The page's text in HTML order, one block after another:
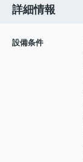
詳細情報
設備条件